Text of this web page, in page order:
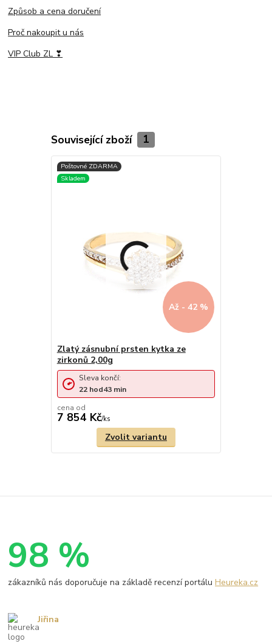
Způsob a cena doručení
Proč nakoupit u nás
VIP Club ZL ❣
Související zboží 1
Až - 42 %
Zlatý zásnubní prsten kytka ze
zirkonů 2,00g
cena od
7 854 Kč/ks
Sleva končí:
22 hod43 min
Zvolit variantu
98 %
zákazníků nás doporučuje na základě recenzí portáluHeureka.cz
Jiřina